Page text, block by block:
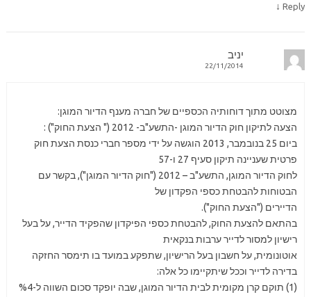
Reply
↓
יניב
22/11/2014
מצוטט מתוך דוחותיה הכספיים של חברה מענף הדיור המוגן:
הצעה לתיקון חוק הדיור המוגן -התשע"ב- 2012 (" הצעת החוק") :
ביום 25 בנובמבר, 2013 הוגשה על ידי מספר חברי כנסת הצעת חוק
פרטית שעניינה תיקון סעיף 27 ו-57
לחוק הדיור המוגן, התשע"ב – 2012 ("חוק הדיור המוגן"), בקשר עם
הבטוחות להבטחת כספי הפקדון של
הדיירים ("הצעת החוק").
בהתאם להצעת החוק, להבטחת כספי הפיקדון שהפקיד הדייר, על בעל
רישיון למסור לדייר ערבות בנקאית
אוטונומית, על חשבון בעל הרישיון, שתפקע במועד בו תימסר החזקה
בדירה לדייר וככל שיתקיימו כל אלה:
(1) תוקם קרן מקומית לבית הדיור המוגן, שבה יופקד סכום השווה ל-%4